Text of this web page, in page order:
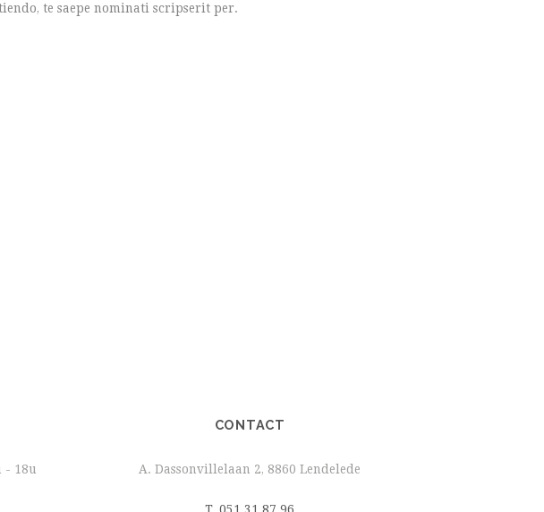
te saepe nominati scripserit per.
- 18u
CONTACT
A. Dassonvillelaan 2, 8860 Lendelede